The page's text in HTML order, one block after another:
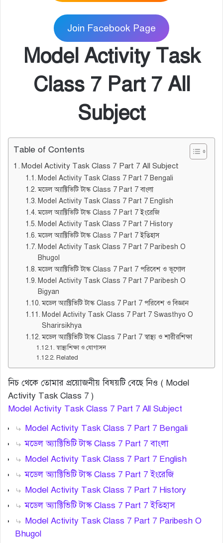
Join Facebook Page
Model Activity Task
Class 7 Part 7 All
Subject
Table of Contents
Model Activity Task Class 7 Part 7 All Subject
Model Activity Task Class 7 Part 7 Bengali
মডেল অ্যাক্টিভিটি টাস্ক Class 7 Part 7 বাংলা
Model Activity Task Class 7 Part 7 English
মডেল অ্যাক্টিভিটি টাস্ক Class 7 Part 7 ইংরেজি
Model Activity Task Class 7 Part 7 History
মডেল অ্যাক্টিভিটি টাস্ক Class 7 Part 7 ইতিহাস
Model Activity Task Class 7 Part 7 Paribesh O
Bhugol
মডেল অ্যাক্টিভিটি টাস্ক Class 7 Part 7 পরিবেশ ও ভূগোল
Model Activity Task Class 7 Part 7 Paribesh O
Bigyan
মডেল অ্যাক্টিভিটি টাস্ক Class 7 Part 7 পরিবেশ ও বিজ্ঞান
Model Activity Task Class 7 Part 7 Swasthyo O
Sharirsikhya
মডেল অ্যাক্টিভিটি টাস্ক Class 7 Part 7 স্বাস্থ্য ও শারীরশিক্ষা
স্বাস্থ্যশিক্ষা ও যোগাসন
Related
নিচ থেকে তোমার প্রয়োজনীয় বিষয়টি বেছে নিও ( Model
Activity Task Class 7 )
Model Activity Task Class 7 Part 7 All Subject
Model Activity Task Class 7 Part 7 Bengali
মডেল অ্যাক্টিভিটি টাস্ক Class 7 Part 7 বাংলা
Model Activity Task Class 7 Part 7 English
মডেল অ্যাক্টিভিটি টাস্ক Class 7 Part 7 ইংরেজি
Model Activity Task Class 7 Part 7 History
মডেল অ্যাক্টিভিটি টাস্ক Class 7 Part 7 ইতিহাস
Model Activity Task Class 7 Part 7 Paribesh O
Bhugol